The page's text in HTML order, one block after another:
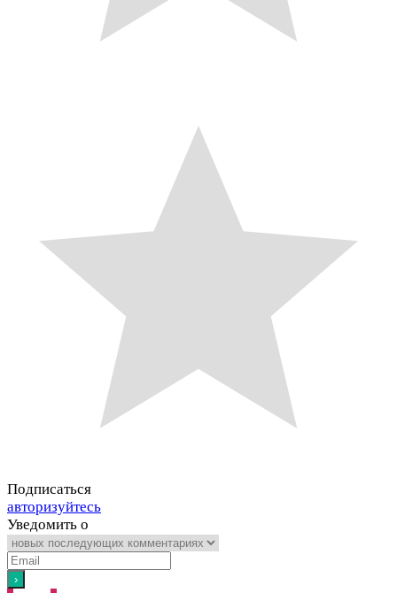
Подписаться
авторизуйтесь
Уведомить о